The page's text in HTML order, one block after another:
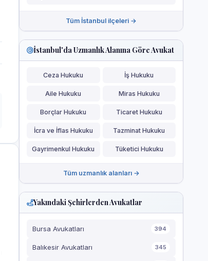
Tüm İstanbul ilçeleri →
İstanbul'da Uzmanlık Alanına Göre Avukat
Ceza Hukuku İş Hukuku
Aile Hukuku Miras Hukuku
Borçlar Hukuku Ticaret Hukuku
İcra ve İflas Hukuku Tazminat Hukuku
Gayrimenkul Hukuku Tüketici Hukuku
Tüm uzmanlık alanları →
Yakındaki Şehirlerden Avukatlar
Bursa Avukatları 394
Balıkesir Avukatları 345